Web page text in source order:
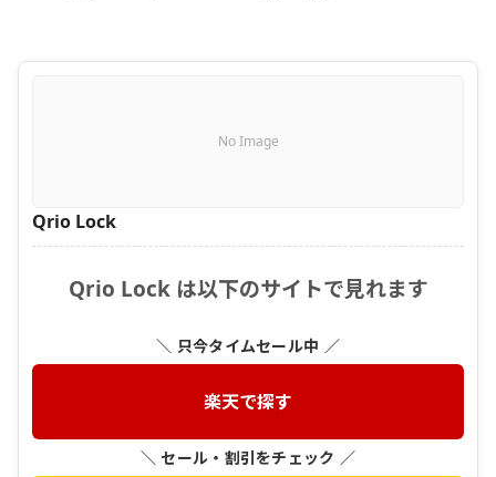
No Image
Qrio Lock
Qrio Lock は以下のサイトで見れます
＼ 只今タイムセール中 ／
楽天で探す
＼ セール・割引をチェック ／